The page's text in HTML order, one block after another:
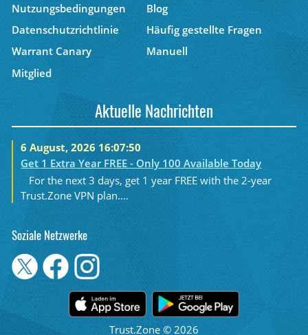
Nutzungsbedingungen
Blog
Datenschutzrichtlinie
Häufig gestellte Fragen
Warrant Canary
Manuell
Mitglied
Aktuelle Nachrichten
6 August, 2026 16:07:50
Get 1 Extra Year FREE - Only 100 Available Today
For the next 3 days, get 1 year FREE with the 2-year
Trust.Zone VPN plan....
Soziale Netzwerke
Trust.Zone © 2026